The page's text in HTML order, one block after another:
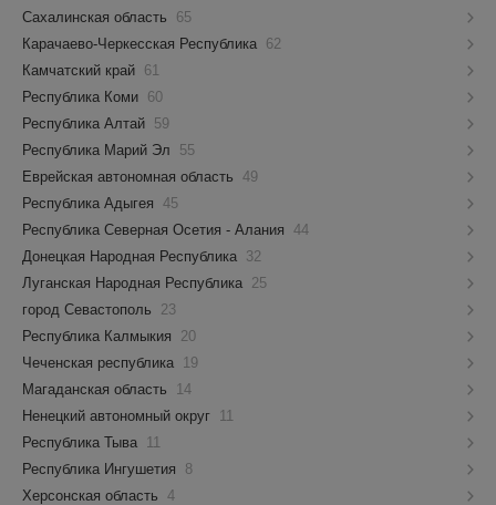
Сахалинская область
65
Карачаево-Черкесская Республика 62
Камчатский край 61
Республика Коми 60
Республика Алтай 59
Республика Марий Эл
55
Еврейская автономная область 49
Республика Адыгея 45
Республика Северная Осетия - Алания 44
Донецкая Народная Республика 32
Луганская Народная Республика 25
город Севастополь
23
Республика Калмыкия
20
Чеченская республика
19
Магаданская область
14
Ненецкий автономный округ
11
Республика Тыва
11
Республика Ингушетия
8
Херсонская область 4